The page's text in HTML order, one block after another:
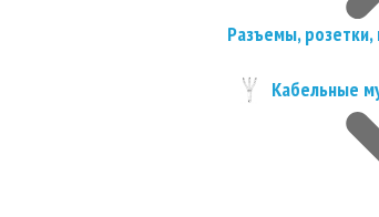
Разъемы, розетки,
Кабельные